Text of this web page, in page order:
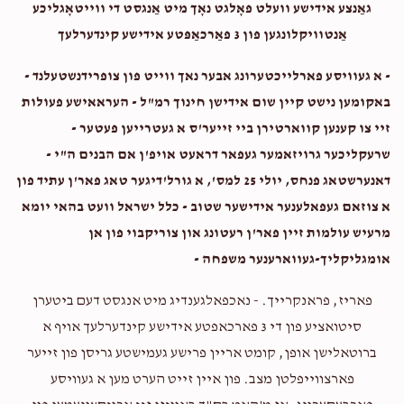
Bmg First  Meeting
Avraham Markov
$770
Donated
$2,000
Goal
23
Donors
$1,284
Donated
$5,000
Goal
14
Donors
1 year ago $100.00
Support The Mother
Michael Diamantstein
1 year ago $5.00
גאַנצע אידישע וועלט פאָלגט נאָך מיט אַנגסט די ווייטאָגליכע
אַנטוויקלונגען פון 3 פאַרכאַפּטע אידישע קינדערלעך
- א געוויסע פארלייכטערונג אבער נאך ווייט פון צופרידנשטעלנד -
באקומען נישט קיין שום אידישן חינוך רמ"ל - העראאישע פעולות
זיי צו קענען קווארטירן ביי זייער'ס א געטרייען פעטער -
שרעקליכער גרויזאמער געפאר דראעט אויפ'ן אם הבנים ה"י -
דאנערשטאג פנחס, יולי 25 למס', א גורל'דיגער טאג פאר'ן עתיד פון
א צוזאם געפאלענער אידישער שטוב - כלל ישראל וועט בהאי יומא
מרעיש עולמות זיין פאר'ן רעטונג און צוריקבוי פון אן
אומגליקליך-געווארענער משפחה -
פאריז, פראנקרייך. - נאכפאלגענדיג מיט אנגסט דעם ביטערן
סיטואציע פון די 3 פארכאפטע אידישע קינדערלעך אויף א
ברוטאלישן אופן, קומט אריין פרישע געמישטע גריסן פון זייער
פארצווייפלטן מצב. פון איין זייט הערט מען א געוויסע